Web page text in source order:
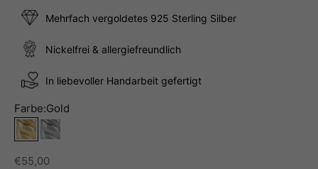
Mehrfach vergoldetes 925 Sterling Silber
Nickelfrei & allergiefreundlich
In liebevoller Handarbeit gefertigt
Farbe:Gold
GoldSilber
Angebot
€55,00